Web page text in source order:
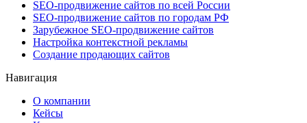
SEO-продвижение сайтов по всей России
SEO-продвижение сайтов по городам РФ
Зарубежное SEO-продвижение сайтов
Настройка контекстной рекламы
Создание продающих сайтов
Навигация
О компании
Кейсы